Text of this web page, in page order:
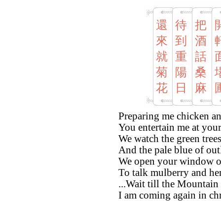
還
來
就
菊
花
待
到
重
陽
日
把
酒
話
桑
麻
Preparing me chicken
You entertain me at
We watch the green
And the pale blue of
We open your window
To talk mulberry and
...Wait till the
I am coming again in